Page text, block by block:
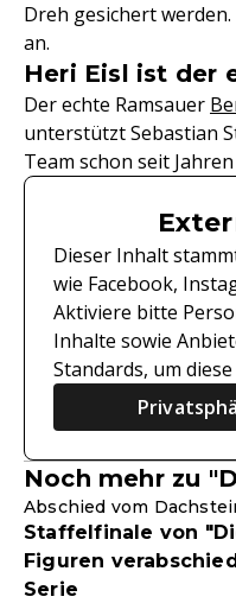
Dreh gesichert
an.
Heri Eisl ist der
Der echte Ramsauer
unterstützt Sebastian
Team schon seit Jahren
Dieser Inhalt
wie Facebook,
Aktiviere bitte
Inhalte sowie
Standards, um
Noch mehr zu
Abschied vom
Staffelfinale von
Figuren
Serie